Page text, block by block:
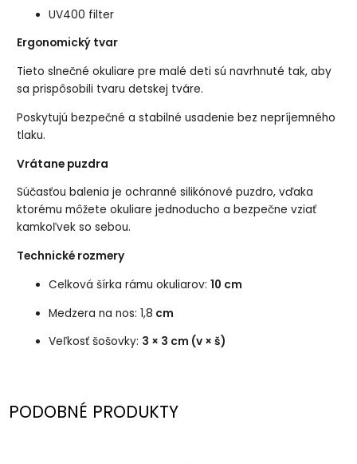
UV400 filter
Ergonomický tvar
Tieto slnečné okuliare pre malé deti sú navrhnuté tak, aby
sa prispôsobili tvaru detskej tváre.
Poskytujú bezpečné a stabilné usadenie bez nepríjemného
tlaku.
Vrátane puzdra
Súčasťou balenia je ochranné silikónové puzdro, vďaka
ktorému môžete okuliare jednoducho a bezpečne vziať
kamkoľvek so sebou.
Technické rozmery
Celková šírka rámu okuliarov:10 cm
Medzera na nos: 1,8 cm
Veľkosť šošovky: 3 × 3 cm (v × š)
PODOBNÉ PRODUKTY